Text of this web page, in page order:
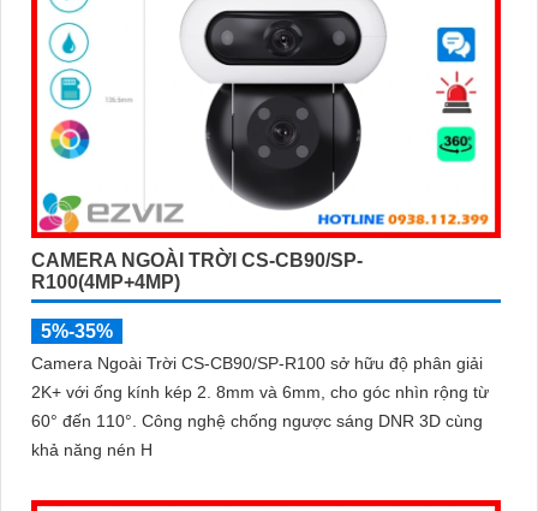
CAMERA NGOÀI TRỜI CS-CB90/SP-
R100(4MP+4MP)
5%-35%
Camera Ngoài Trời CS-CB90/SP-R100 sở hữu độ phân giải
2K+ với ống kính kép 2. 8mm và 6mm, cho góc nhìn rộng từ
60° đến 110°. Công nghệ chống ngược sáng DNR 3D cùng
khả năng nén H